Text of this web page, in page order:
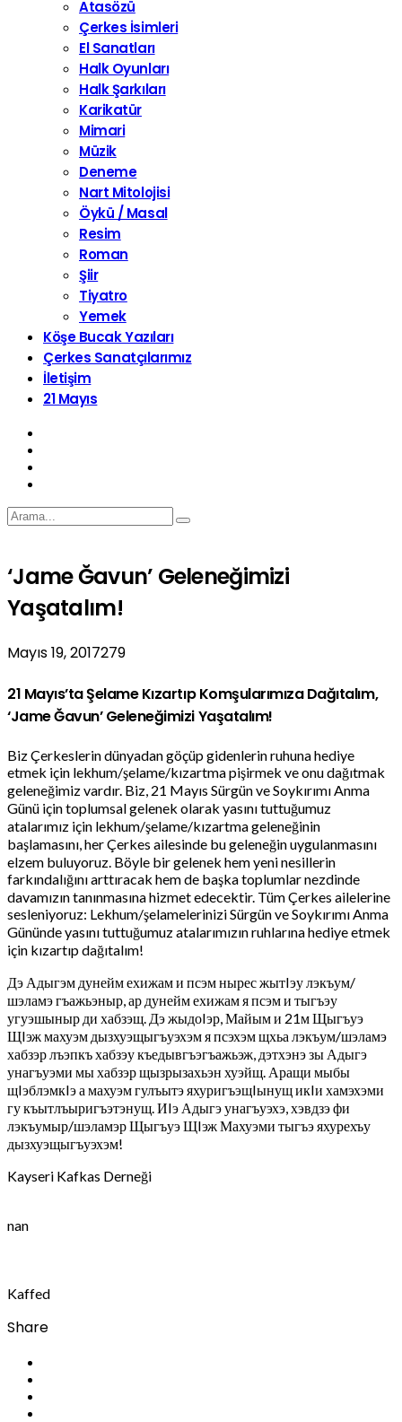
Atasözü
Çerkes İsimleri
El Sanatları
Halk Oyunları
Halk Şarkıları
Karikatür
Mimari
Müzik
Deneme
Nart Mitolojisi
Öykü / Masal
Resim
Roman
Şiir
Tiyatro
Yemek
Köşe Bucak Yazıları
Çerkes Sanatçılarımız
İletişim
21 Mayıs
‘Jame Ğavun’ Geleneğimizi
Yaşatalım!
Mayıs 19, 2017279
21 Mayıs’ta Şelame Kızartıp Komşularımıza Dağıtalım,
‘Jame Ğavun’ Geleneğimizi Yaşatalım!
Biz Çerkeslerin dünyadan göçüp gidenlerin ruhuna hediye
etmek için lekhum/şelame/kızartma pişirmek ve onu dağıtmak
geleneğimiz vardır. Biz, 21 Mayıs Sürgün ve Soykırımı Anma
Günü için toplumsal gelenek olarak yasını tuttuğumuz
atalarımız için lekhum/şelame/kızartma geleneğinin
başlamasını, her Çerkes ailesinde bu geleneğin uygulanmasını
elzem buluyoruz. Böyle bir gelenek hem yeni nesillerin
farkındalığını arttıracak hem de başka toplumlar nezdinde
davamızın tanınmasına hizmet edecektir. Tüm Çerkes ailelerine
sesleniyoruz: Lekhum/şelamelerinizi Sürgün ve Soykırımı Anma
Gününde yasını tuttuğumuz atalarımızın ruhlarına hediye etmek
için kızartıp dağıtalım!
Дэ Адыгэм дунейм ехижам и псэм нырес жытIэу лэкъум/
шэламэ гъажьэныр, ар дунейм ехижам я псэм и тыгъэу
угуэшыныр ди хабзэщ. Дэ жыдоIэр, Майым и 21м Щыгъуэ
ЩIэж махуэм дызхуэщыгъуэхэм я псэхэм щхьа лэкъум/шэламэ
хабзэр лъэпкъ хабзэу къедывгъэгъажьэж, дэтхэнэ зы Адыгэ
унагъуэми мы хабзэр щызрызахьэн хуэйщ. Аращи мыбы
щIэблэмкIэ а махуэм гулъытэ яхуригъэщIынущ икIи хамэхэми
гу къытлъыригъэтэнущ. ИIэ Адыгэ унагъуэхэ, хэвдзэ фи
лэкъумыр/шэламэр Щыгъуэ ЩIэж Махуэми тыгъэ яхурехъу
дызхуэщыгъуэхэм!
Kayseri Kafkas Derneği
nan
Kaffed
Share